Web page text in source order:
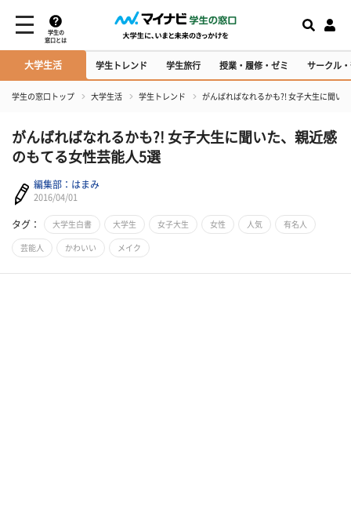
学生の
窓口とは
大学生活 学生トレンド 学生旅行 授業・履修・ゼミ サークル
学生の窓口トップ 大学生活 学生トレンド がんばればなれるかも?! 女子大生に聞い
がんばればなれるかも?! 女子大生に聞いた、親近感
のもてる女性芸能人5選
編集部：はまみ
2016/04/01
タグ： 大学生白書 大学生 女子大生 女性 人気 有名人
芸能人 かわいい メイク